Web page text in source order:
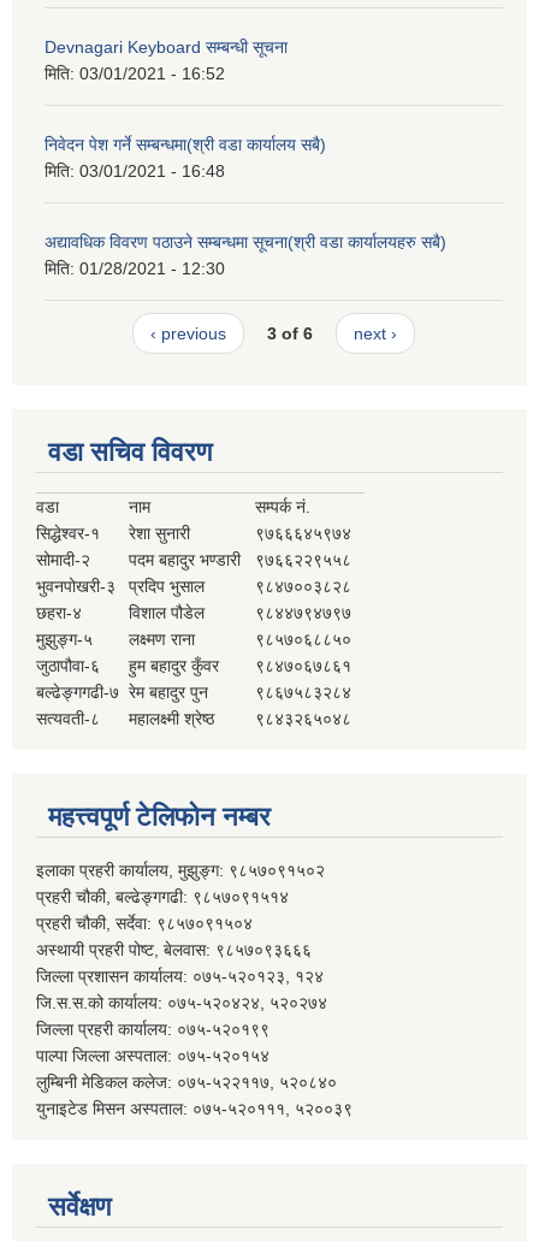
Devnagari Keyboard सम्बन्धी सूचना
मिति: 03/01/2021 - 16:52
निवेदन पेश गर्ने सम्बन्धमा(श्री वडा कार्यालय सबै)
मिति: 03/01/2021 - 16:48
अद्यावधिक विवरण पठाउने सम्बन्धमा सूचना(श्री वडा कार्यालयहरु सबै)
मिति: 01/28/2021 - 12:30
‹ previous 3 of 6 next ›
वडा सचिव विवरण
वडा नाम
सम्पर्क नं.
सिद्धेश्वर-१
रेशा सुनारी
९७६६६४५९७४
सोमादी-२
पदम बहादुर भण्डारी
९७६६२२९५५८
भुवनपोखरी-३
प्रदिप भुसाल
९८४७००३८२८
छहरा-४
विशाल पौडेल
९८४४७९४७९७
मुझुङ्ग-५
लक्ष्मण राना
९८५७०६८८५०
जुठापौवा-६
हुम बहादुर कुँवर
९८४७०६७८६१
बल्ढेङ्गगढी-७ रेम बहादुर पुन
९८६७५८३२८४
सत्यवती-८
महालक्ष्मी श्रेष्ठ ९८४३२६५०४८
महत्त्वपूर्ण टेलिफोन नम्बर
इलाका प्रहरी कार्यालय, मुझुङ्ग: ९८५७०९१५०२
प्रहरी चौकी, बल्ढेङ्गगढी: ९८५७०९१५१४
प्रहरी चौकी, सर्देवा: ९८५७०९१५०४
अस्थायी प्रहरी पोष्ट, बेलवास: ९८५७०९३६६६
जिल्ला प्रशासन कार्यालय: ०७५-५२०१२३, १२४
जि.स.स.को कार्यालय: ०७५-५२०४२४, ५२०२७४
जिल्ला प्रहरी कार्यालय: ०७५-५२०१९९
पाल्पा जिल्ला अस्पताल: ०७५-५२०१५४
लुम्बिनी मेडिकल कलेज: ०७५-५२२११७, ५२०८४०
युनाइटेड मिसन अस्पताल: ०७५-५२०१११, ५२००३९
सर्वेक्षण